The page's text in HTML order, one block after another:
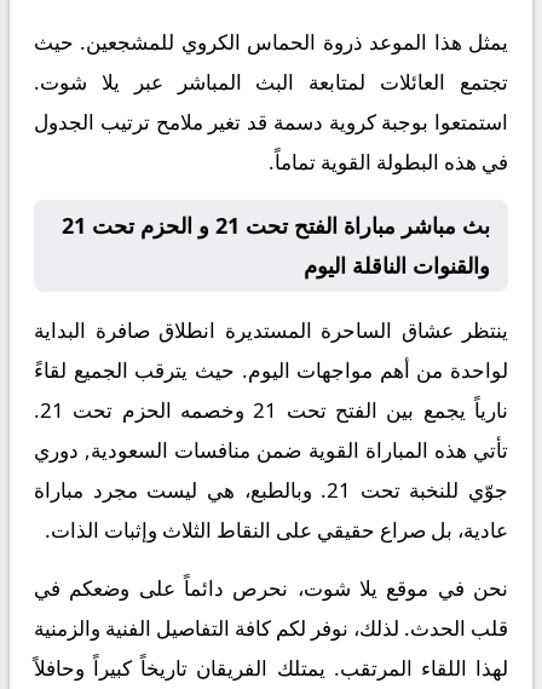
يمثل هذا الموعد ذروة الحماس الكروي للمشجعين. حيث
تجتمع العائلات لمتابعة البث المباشر عبر يلا شوت.
استمتعوا بوجبة كروية دسمة قد تغير ملامح ترتيب الجدول
في هذه البطولة القوية تماماً.
بث مباشر مباراة الفتح تحت 21 و الحزم تحت 21
والقنوات الناقلة اليوم
ينتظر عشاق الساحرة المستديرة انطلاق صافرة البداية
لواحدة من أهم مواجهات اليوم. حيث يترقب الجميع لقاءً
نارياً يجمع بين الفتح تحت 21 وخصمه الحزم تحت 21
.
تأتي هذه المباراة القوية ضمن منافسات السعودية, دوري
جوّي للنخبة تحت 21
. وبالطبع، هي ليست مجرد مباراة
عادية، بل صراع حقيقي على النقاط الثلاث وإثبات الذات.
نحن في موقع يلا شوت، نحرص دائماً على وضعكم في
قلب الحدث. لذلك، نوفر لكم كافة التفاصيل الفنية والزمنية
لهذا اللقاء المرتقب. يمتلك الفريقان تاريخاً كبيراً وحافلاً